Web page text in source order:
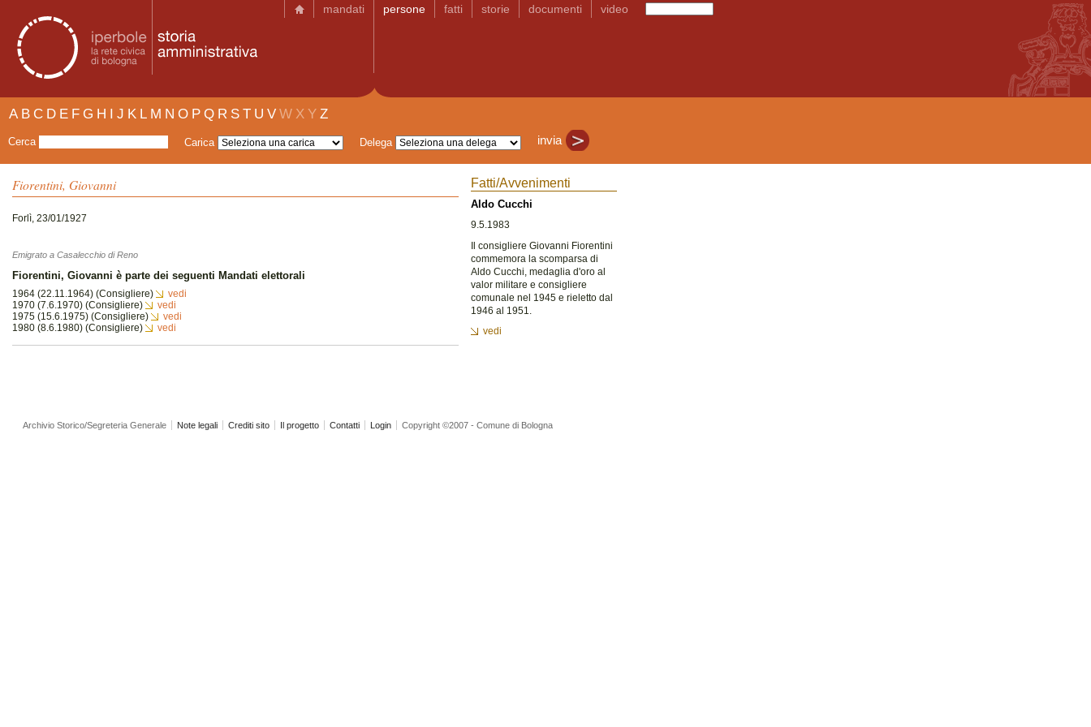
mandati persone fatti storie documenti video
A B C D E F G H I J K L M N O P Q R S T U V W X Y Z
Cerca Carica Delega
Fiorentini, Giovanni
Forlì, 23/01/1927
Emigrato a Casalecchio di Reno
Fiorentini, Giovanni è parte dei seguenti Mandati elettorali
1964 (22.11.1964) (Consigliere)
vedi
1970 (7.6.1970) (Consigliere)
vedi
1975 (15.6.1975) (Consigliere)
vedi
1980 (8.6.1980) (Consigliere)
vedi
Fatti/Avvenimenti
Aldo Cucchi
9.5.1983
Il consigliere Giovanni Fiorentini
commemora la scomparsa di
Aldo Cucchi, medaglia d'oro al
valor militare e consigliere
comunale nel 1945 e rieletto dal
1946 al 1951.
vedi
Archivio Storico/Segreteria Generale Note legali Crediti sito Il progetto Contatti Login Copyright ©2007 - Comune di Bologna